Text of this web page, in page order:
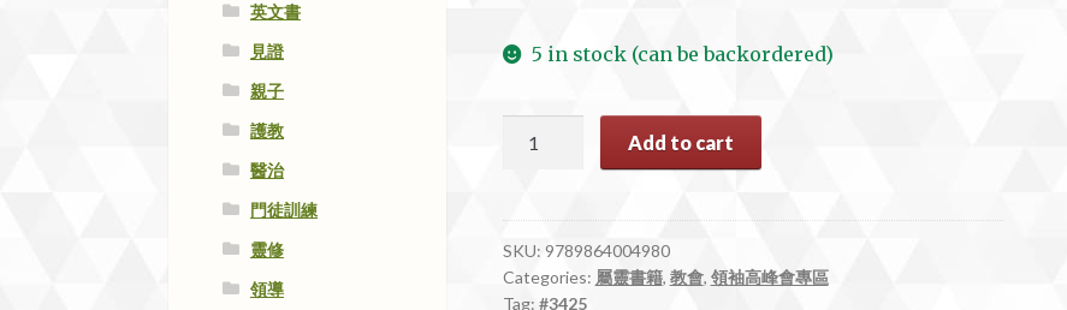
5 in stock (can be backordered)
不
可
(領
Add to cart
SKU: 9789864004980
Categories: 屬靈書籍, 教會, 領袖高峰會專區
Tag: #3425
英文書
見證
親子
護教
醫治
門徒訓練
靈修
領導